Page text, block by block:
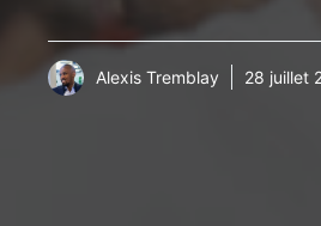
Alexis Tremblay 28 juillet